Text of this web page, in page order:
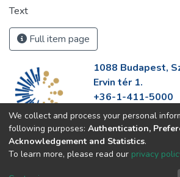
Text
Full item page
1088 Budapest,
Ervin tér 1.
+36-1-411-5000
info@fszek.hu
https://fszek.hu
We collect and process your personal
following purposes: Authentication,
Acknowledgement and Statistics.
To learn more, please read our privacy